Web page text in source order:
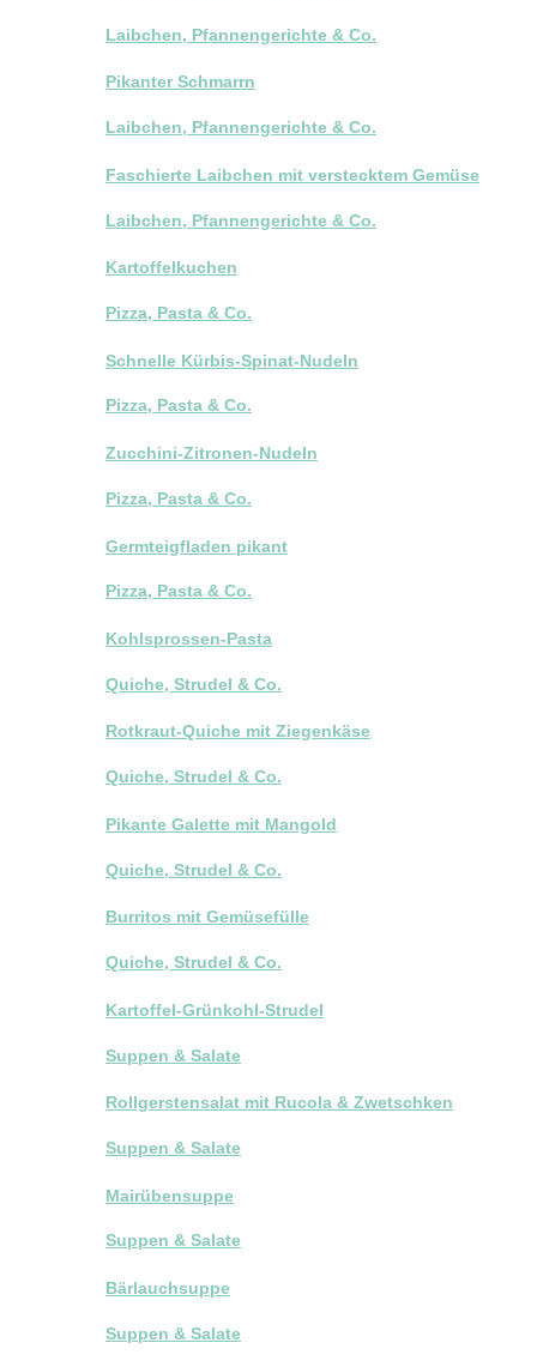
Laibchen, Pfannengerichte & Co.
Pikanter Schmarrn
Laibchen, Pfannengerichte & Co.
Faschierte Laibchen mit verstecktem Gemüse
Laibchen, Pfannengerichte & Co.
Kartoffelkuchen
Pizza, Pasta & Co.
Schnelle Kürbis-Spinat-Nudeln
Pizza, Pasta & Co.
Zucchini-Zitronen-Nudeln
Pizza, Pasta & Co.
Germteigfladen pikant
Pizza, Pasta & Co.
Kohlsprossen-Pasta
Quiche, Strudel & Co.
Rotkraut-Quiche mit Ziegenkäse
Quiche, Strudel & Co.
Pikante Galette mit Mangold
Quiche, Strudel & Co.
Burritos mit Gemüsefülle
Quiche, Strudel & Co.
Kartoffel-Grünkohl-Strudel
Suppen & Salate
Rollgerstensalat mit Rucola & Zwetschken
Suppen & Salate
Mairübensuppe
Suppen & Salate
Bärlauchsuppe
Suppen & Salate